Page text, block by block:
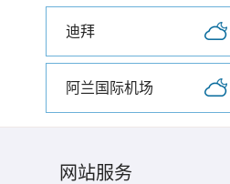
迪拜
阿兰国际机场
网站服务